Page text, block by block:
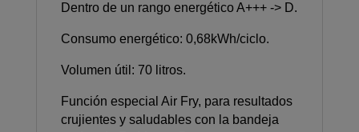
Dentro de un rango energético A+++ -> D.
Consumo energético: 0,68kWh/ciclo.
Volumen útil: 70 litros.
Función especial Air Fry, para resultados
crujientes y saludables con la bandeja